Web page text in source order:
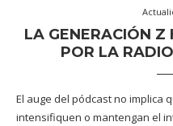
LA GENERACIÓN Z
POR LA
El auge del pódcast no implica
intensifiquen o mantengan el